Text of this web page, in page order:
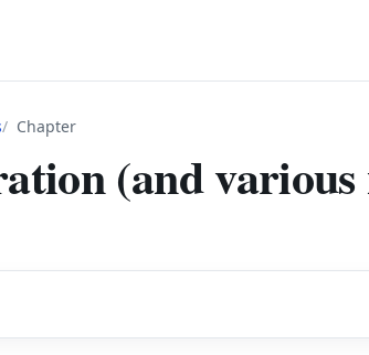
Chapter
(and various